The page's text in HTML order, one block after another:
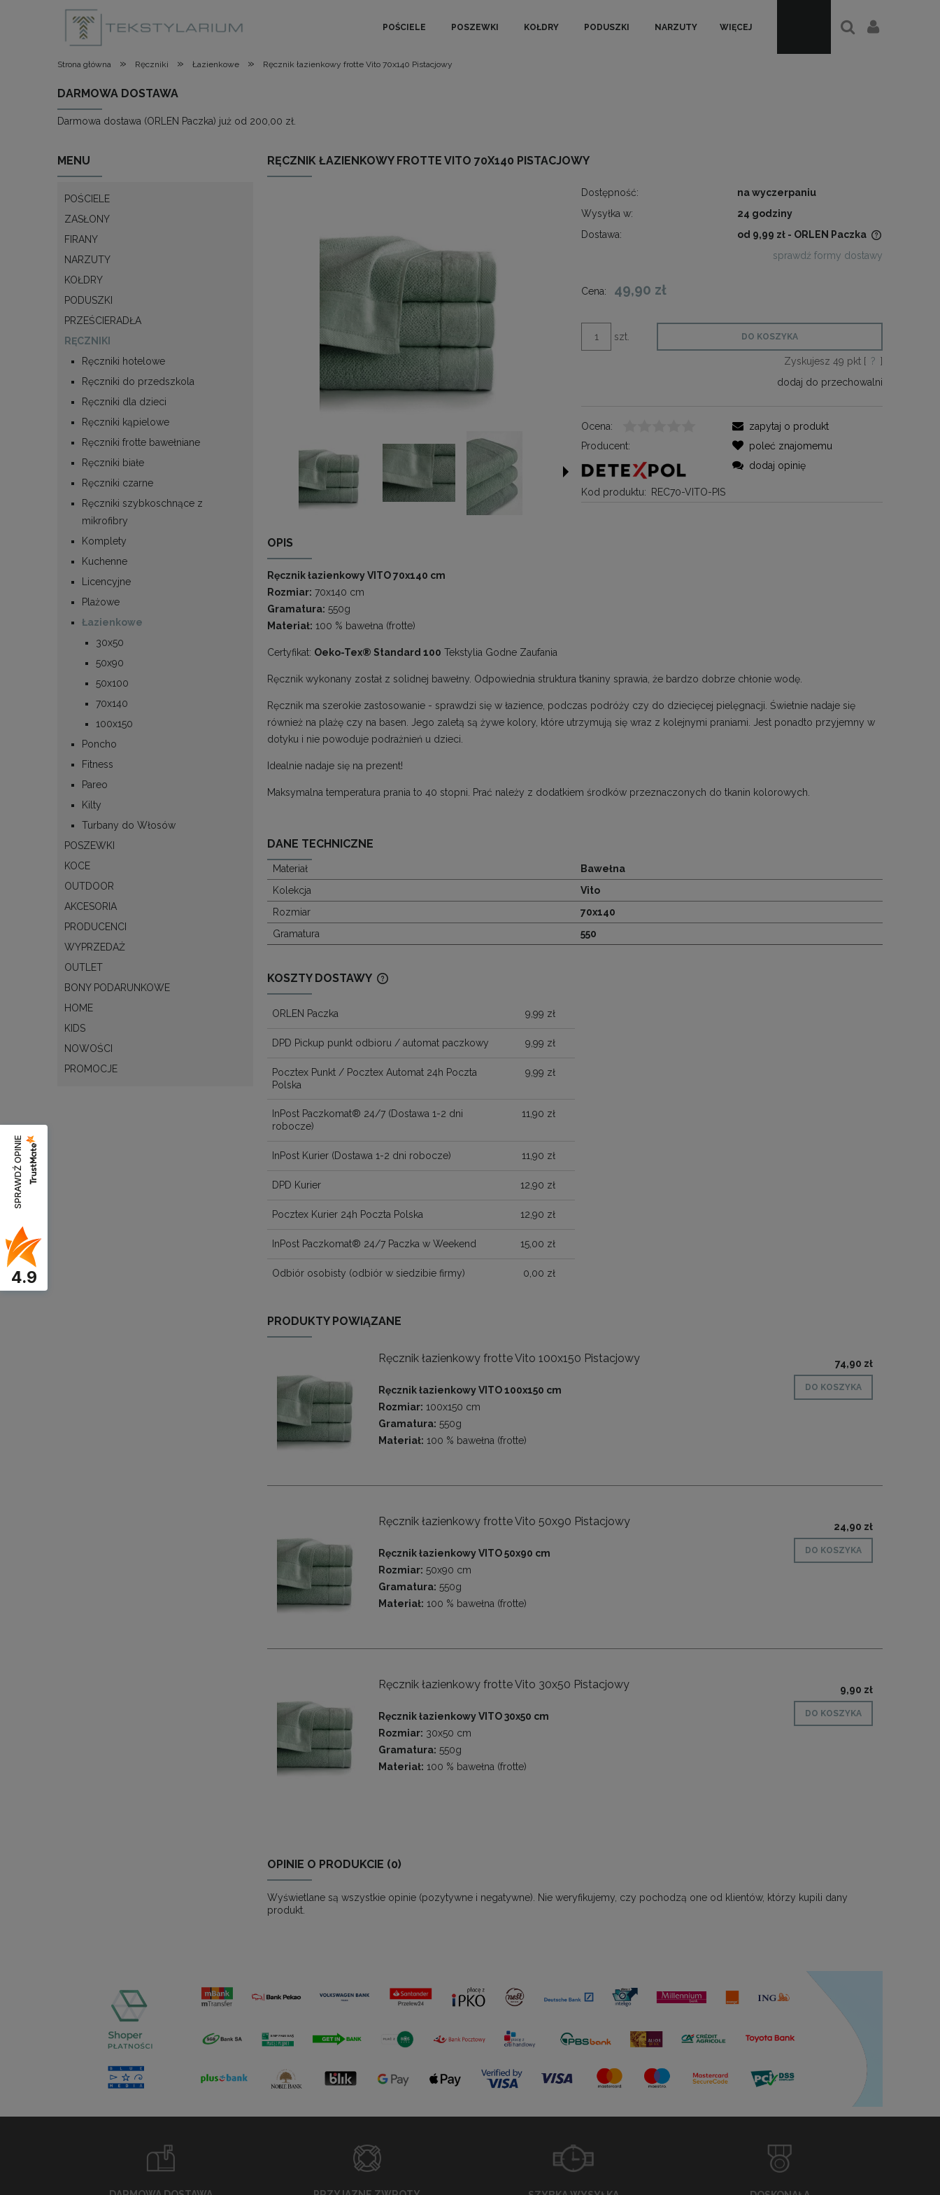
POŚCIELE POSZEWKI KOŁDRY PODUSZKI NARZUTY WIĘCEJ
Strona główna » Ręczniki » Łazienkowe » Ręcznik łazienkowy frotte Vito 70x140 Pistacjowy
DARMOWA DOSTAWA
Darmowa dostawa (ORLEN Paczka) już od 200,00 zł.
MENU
POŚCIELE
ZASŁONY
FIRANY
NARZUTY
KOŁDRY
PODUSZKI
PRZEŚCIERADŁA
RĘCZNIKI
Ręczniki hotelowe
Ręczniki do przedszkola
Ręczniki dla dzieci
Ręczniki kąpielowe
Ręczniki frotte bawełniane
Ręczniki białe
Ręczniki czarne
Ręczniki szybkoschnące z
mikrofibry
Komplety
Kuchenne
Licencyjne
Plażowe
Łazienkowe
30x50
50x90
50x100
70x140
100x150
Poncho
Fitness
Pareo
Kilty
Turbany do Włosów
POSZEWKI
KOCE
OUTDOOR
AKCESORIA
PRODUCENCI
WYPRZEDAŻ
OUTLET
BONY PODARUNKOWE
HOME
KIDS
NOWOŚCI
PROMOCJE
RĘCZNIK ŁAZIENKOWY FROTTE VITO 70X140 PISTACJOWY
Dostępność:
na wyczerpaniu
Wysyłka w:
24 godziny
Dostawa:
od 9,99 zł - ORLEN Paczka
sprawdź formy dostawy
Cena: 49,90 zł
szt. DO KOSZYKA
Zyskujesz 49 pkt [ ? ]
dodaj do przechowalni
Ocena:
Producent:
Kod produktu: REC70-VITO-PIS
zapytaj o produkt
poleć znajomemu
dodaj opinię
OPIS
Ręcznik łazienkowy VITO 70x140 cm
Rozmiar: 70x140 cm
Gramatura: 550g
Materiał: 100 % bawełna (frotte)
Certyfikat: Oeko-Tex® Standard 100 Tekstylia Godne Zaufania
Ręcznik wykonany został z solidnej bawełny. Odpowiednia struktura tkaniny sprawia, że bardzo dobrze chłonie wodę.
Ręcznik ma szerokie zastosowanie - sprawdzi się w łazience, podczas podróży czy do dziecięcej pielęgnacji. Świetnie nadaje się
również na plażę czy na basen. Jego zaletą są żywe kolory, które utrzymują się wraz z kolejnymi praniami. Jest ponadto przyjemny w
dotyku i nie powoduje podrażnień u dzieci.
Idealnie nadaje się na prezent!
Maksymalna temperatura prania to 40 stopni. Prać należy z dodatkiem środków przeznaczonych do tkanin kolorowych.
DANE TECHNICZNE
Materiał
Bawełna
Kolekcja
Vito
Rozmiar
70x140
Gramatura
550
KOSZTY DOSTAWY
CENA NIE ZAWIERA EWENTUALNYCH
ORLEN Paczka 9,99 zł
DPD Pickup punkt odbioru / automat paczkowy 9,99 zł
Pocztex Punkt / Pocztex Automat 24h Poczta
Polska
9,99 zł
InPost Paczkomat® 24/7 (Dostawa 1-2 dni
robocze)
11,90 zł
InPost Kurier (Dostawa 1-2 dni robocze) 11,90 zł
DPD Kurier 12,90 zł
Pocztex Kurier 24h Poczta Polska 12,90 zł
InPost Paczkomat® 24/7 Paczka w Weekend 15,00 zł
Odbiór osobisty (odbiór w siedzibie firmy) 0,00 zł
PRODUKTY POWIĄZANE
Ręcznik łazienkowy frotte Vito 100x150 Pistacjowy
Ręcznik łazienkowy VITO 100x150 cm
Rozmiar: 100x150 cm
Gramatura: 550g
Materiał: 100 % bawełna (frotte)
74,90 zł
DO KOSZYKA
Ręcznik łazienkowy frotte Vito 50x90 Pistacjowy
Ręcznik łazienkowy VITO 50x90 cm
Rozmiar: 50x90 cm
Gramatura: 550g
Materiał: 100 % bawełna (frotte)
24,90 zł
DO KOSZYKA
Ręcznik łazienkowy frotte Vito 30x50 Pistacjowy
Ręcznik łazienkowy VITO 30x50 cm
Rozmiar: 30x50 cm
Gramatura: 550g
Materiał: 100 % bawełna (frotte)
9,90 zł
DO KOSZYKA
OPINIE O PRODUKCIE (0)
Wyświetlane są wszystkie opinie (pozytywne i negatywne). Nie weryfikujemy, czy pochodzą one od klientów, którzy kupili dany
produkt.
SPRAWDŹ OPINIE
4.9